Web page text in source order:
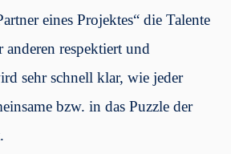
eines Projektes“ die Talente
respektiert und
sehr schnell klar, wie jeder
bzw. in das Puzzle der